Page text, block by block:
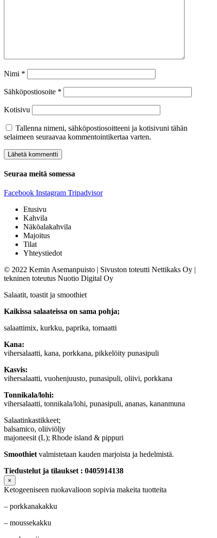
Nimi *
Sähköpostiosoite *
Kotisivu
Tallenna nimeni, sähköpostiosoitteeni ja kotisivuni tähän
selaimeen seuraavaa kommentointikertaa varten.
Seuraa meitä somessa
Facebook Instagram Tripadvisor
Etusivu
Kahvila
Näköalakahvila
Majoitus
Tilat
Yhteystiedot
© 2022 Kemin Asemanpuisto | Sivuston toteutti Nettikaks Oy |
tekninen toteutus Nuotio Digital Oy
Salaatit, toastit ja smoothiet
Kaikissa salaateissa on sama pohja;
salaattimix, kurkku, paprika, tomaatti
Kana:
vihersalaatti, kana, porkkana, pikkelöity punasipuli
Kasvis:
vihersalaatti, vuohenjuusto, punasipuli, oliivi, porkkana
Tonnikala/lohi:
vihersalaatti, tonnikala/lohi, punasipuli, ananas, kananmuna
Salaatinkastikkeet;
balsamico, oliiviöljy
majoneesit (L); Rhode island & pippuri
Smoothiet valmistetaan kauden marjoista ja hedelmistä.
Tiedustelut ja tilaukset : 0405914138
×
Ketogeeniseen ruokavalioon sopivia makeita tuotteita
– porkkanakakku
– moussekakku